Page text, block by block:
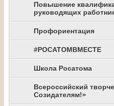
Повышение
руководящих
Профориентация
#РОСАТОМВМЕСТЕ
Школа Росатома
Всероссийский
Созидателям!»